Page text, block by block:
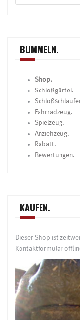
BUMMELN.
Shop.
Schloßgürtel.
Fahrradzeug.
Spielzeug.
Anziehzeug.
Rabatt.
Bewertungen.
KAUFEN.
Dieser Shop ist
Kontaktformular